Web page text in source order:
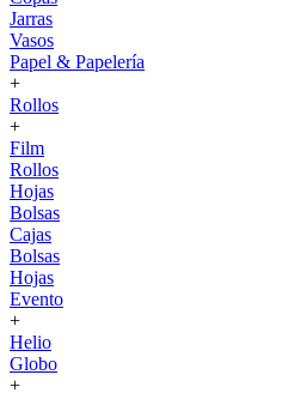
Jarras
Vasos
Papel & Papelería
+
Rollos
+
Film
Rollos
Hojas
Bolsas
Cajas
Bolsas
Hojas
Evento
+
Helio
Globo
+